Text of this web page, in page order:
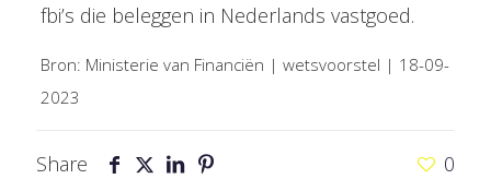
fbi’s die beleggen in Nederlands vastgoed.
Bron: Ministerie van Financiën | wetsvoorstel | 18-09-
2023
Share 0